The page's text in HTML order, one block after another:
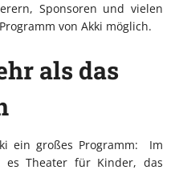
Sponsoren und vielen
von Akki möglich.
als das
ein großes Programm: Im
es Theater für Kinder, das